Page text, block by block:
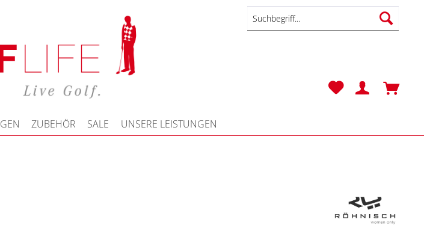
ZUBEHÖR SALE UNSERE LEISTUNGEN